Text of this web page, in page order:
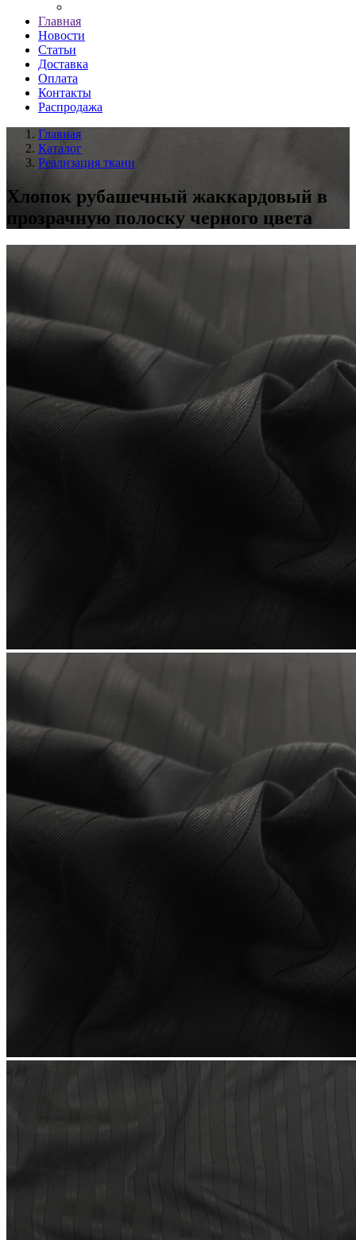
Главная
Новости
Статьи
Доставка
Оплата
Контакты
Распродажа
Главная
Каталог
Реализация ткани
Хлопок рубашечный жаккардовый в
прозрачную полоску черного цвета